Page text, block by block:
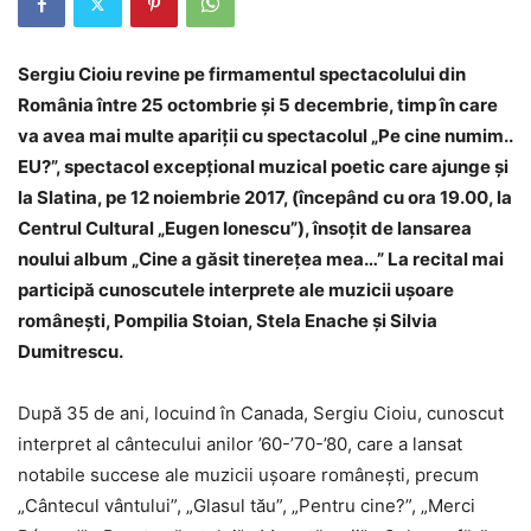
Sergiu Cioiu revine pe firmamentul spectacolului din
România între 25 octombrie și 5 decembrie, timp în care
va avea mai multe apariții cu spectacolul „Pe cine numim..
EU?”, spectacol excepțional muzical poetic care ajunge și
la Slatina, pe 12 noiembrie 2017, (începând cu ora 19.00, la
Centrul Cultural „Eugen Ionescu”), însoţit de lansarea
noului album „Cine a găsit tinereţea mea…” La recital mai
participă cunoscutele interprete ale muzicii ușoare
românești, Pompilia Stoian, Stela Enache și Silvia
Dumitrescu.
După 35 de ani, locuind în Canada, Sergiu Cioiu, cunoscut
interpret al cântecului anilor ’60-’70-’80, care a lansat
notabile succese ale muzicii uşoare româneşti, precum
„Cântecul vântului”, „Glasul tău”, „Pentru cine?”, „Merci